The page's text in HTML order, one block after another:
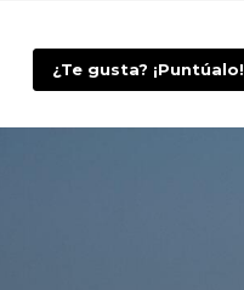
¿Te gusta? ¡Puntúalo!